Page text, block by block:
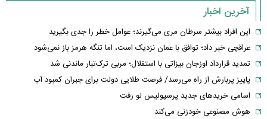
آخرین اخبار
این افراد بیشتر سرطان مری می‌گیرند؛ عوامل خطر را جدی بگیرید
عراقچی خبر داد؛ توافق با عمان نزدیک است، اما تنگه هرمز باز نمی‌شود
تمدید قرارداد اوزجان بیزاتی با استقلال؛ مربی ترک‌تبار ماندنی شد
پاییز پربارش از راه می‌رسد/ فرصت طلایی دولت برای جبران کمبود آب
اسامی خریدهای جدید پرسپولیس لو رفت
هوش مصنوعی خودزنی می‌کند